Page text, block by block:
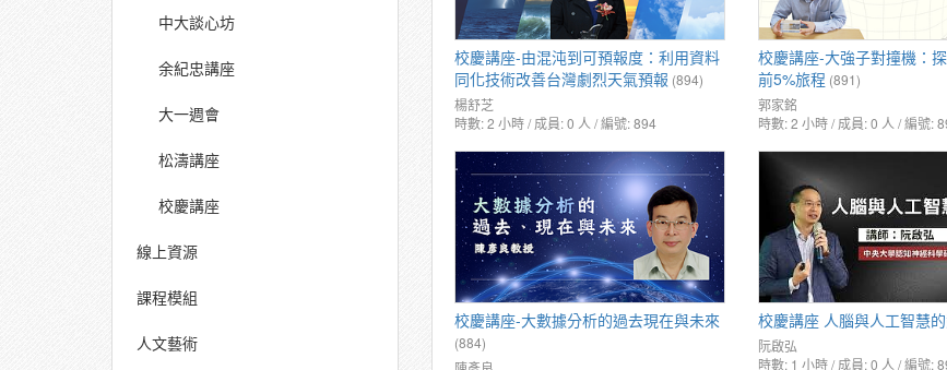
中大談心坊
余紀忠講座
大一週會
松濤講座
校慶講座
線上資源
課程模組
人文藝術
校慶講座-由混沌到可預報度：利用資料
同化技術改善台灣劇烈天氣預報 (894)
楊舒芝
時數: 2 小時 / 成員: 0 人 / 編號: 894
校慶講座-大強子對撞機：
前5%旅程 (891)
郭家銘
時數: 2 小時 / 成員: 0 人 / 編號:
校慶講座-大數據分析的過去現在與未來
(884)
校慶講座 人腦與人工智慧
阮啟弘
時數: 1 小時 / 成員: 0 人 / 編號: